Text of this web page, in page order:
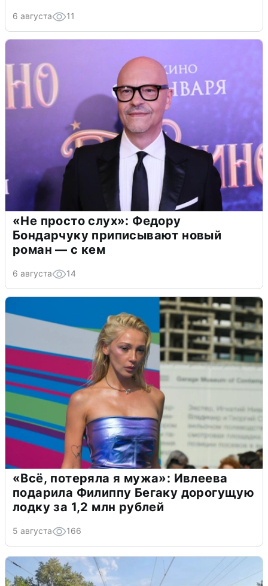
6 августа 11
«Не просто слух»: Федору
Бондарчуку приписывают новый
роман — с кем
6 августа 14
«Всё, потеряла я мужа»: Ивлеева
подарила Филиппу Бегаку дорогущую
лодку за 1,2 млн рублей
5 августа 166